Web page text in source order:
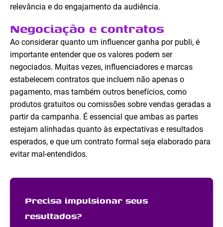
relevância e do engajamento da audiência.
Negociação e contratos
Ao considerar quanto um influencer ganha por publi, é
importante entender que os valores podem ser
negociados. Muitas vezes, influenciadores e marcas
estabelecem contratos que incluem não apenas o
pagamento, mas também outros benefícios, como
produtos gratuitos ou comissões sobre vendas geradas a
partir da campanha. É essencial que ambas as partes
estejam alinhadas quanto às expectativas e resultados
esperados, e que um contrato formal seja elaborado para
evitar mal-entendidos.
Precisa impulsionar seus
resultados?